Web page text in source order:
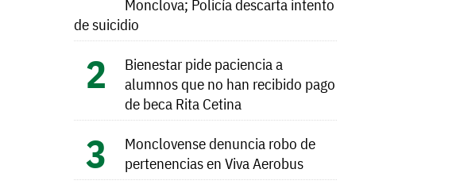
Monclova; Policía descarta intento
de suicidio
Bienestar pide paciencia a
alumnos que no han recibido pago
de beca Rita Cetina
Monclovense denuncia robo de
pertenencias en Viva Aerobus